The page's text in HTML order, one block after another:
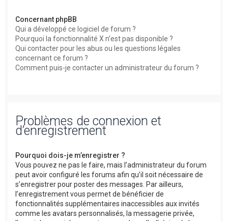
Concernant phpBB
Qui a développé ce logiciel de forum ?
Pourquoi la fonctionnalité X n’est pas disponible ?
Qui contacter pour les abus ou les questions légales
concernant ce forum ?
Comment puis-je contacter un administrateur du forum ?
Problèmes de connexion et
d’enregistrement
Pourquoi dois-je m’enregistrer ?
Vous pouvez ne pas le faire, mais l’administrateur du forum
peut avoir configuré les forums afin qu’il soit nécessaire de
s’enregistrer pour poster des messages. Par ailleurs,
l’enregistrement vous permet de bénéficier de
fonctionnalités supplémentaires inaccessibles aux invités
comme les avatars personnalisés, la messagerie privée,